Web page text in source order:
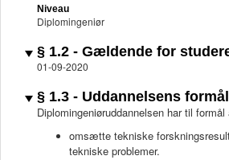
Niveau
Diplomingeniør
§ 1.2 - Gældende for
01-09-2020
§ 1.3 - Uddannelsens
Diplomingeniøruddannelsen har til
omsætte tekniske
tekniske problemer.